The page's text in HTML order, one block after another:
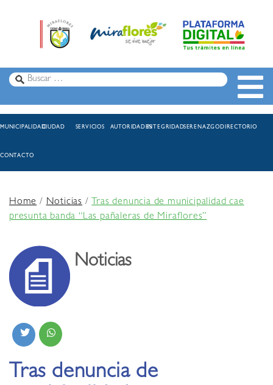
MUNICIPALIDADCIUDAD SERVICIOS AUTORIDADESINTEGRIDADSERENAZGODIRECTORIO
CONTACTO
Home/Noticias /Tras denuncia de municipalidad cae
presunta banda “Las pañaleras de Miraflores”
Noticias
Tras denuncia de